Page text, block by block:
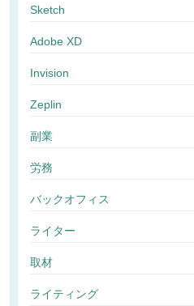
Sketch
Adobe XD
Invision
Zeplin
副業
労務
バックオフィス
ライター
取材
ライティング